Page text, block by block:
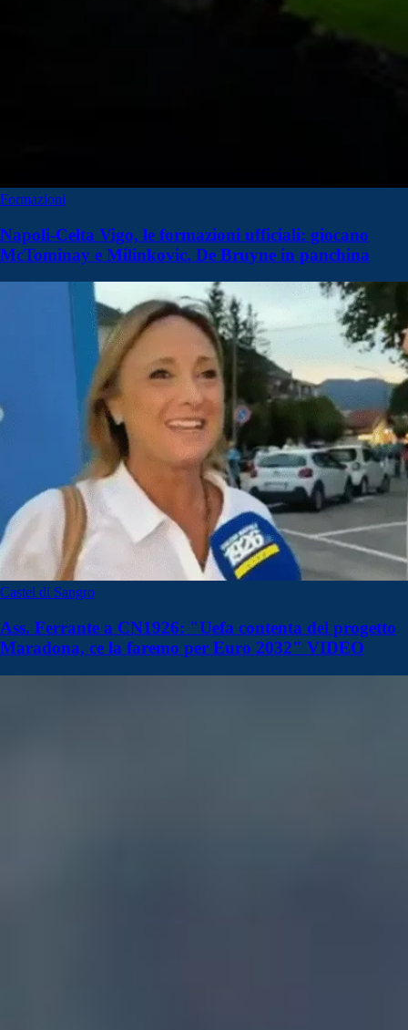
Formazioni
Napoli-Celta Vigo, le formazioni ufficiali: giocano
McTominay e Milinkovic. De Bruyne in panchina
Castel di Sangro
Ass. Ferrante a CN1926: "Uefa contenta del progetto
Maradona, ce la faremo per Euro 2032" VIDEO